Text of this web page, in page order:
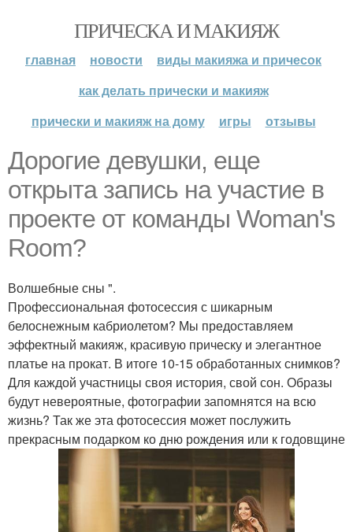
ПРИЧЕСКА И МАКИЯЖ
главная новости
виды макияжа и причесок
как делать прически и макияж
прически и макияж на дому
игры отзывы
Дорогие девушки, еще
открыта запись на участие в
проекте от команды Woman's
Room?
Волшебные сны ".
Профессиональная фотосессия с шикарным
белоснежным кабриолетом? Мы предоставляем
эффектный макияж, красивую прическу и элегантное
платье на прокат. В итоге 10-15 обработанных снимков?
Для каждой участницы своя история, свой сон. Образы
будут невероятные, фотографии запомнятся на всю
жизнь? Так же эта фотосессия может послужить
прекрасным подарком ко дню рождения или к годовщине